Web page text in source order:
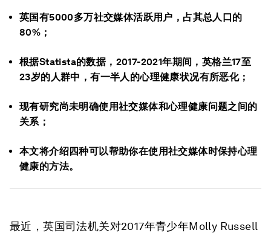
英国有5000多万社交媒体活跃用户，占其总人口的
80%；
根据Statista的数据，2017-2021年期间，英格兰17至
23岁的人群中，有一半人的心理健康状况有所恶化；
现有研究尚未明确使用社交媒体和心理健康问题之间的
关系；
本文将介绍四种可以帮助你在使用社交媒体时保持心理
健康的方法。
最近，英国司法机关对2017年青少年Molly Russell